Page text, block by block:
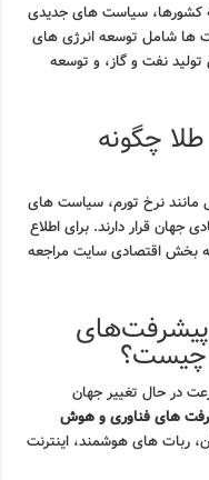
کشورها، سیاست های جدیدی
ها شامل توسعه انرژی های
نفت و گاز، و توسعه
چگونه
مانند نرخ تورم، سیاست های
قرار دارند. برای اطلاع
بخش اقتصادی سایت مراجعه
پیشرفت‌های
چیست؟
در حال تغییر جهان
های فناوری و هوش
ربات های هوشمند، اینترنت